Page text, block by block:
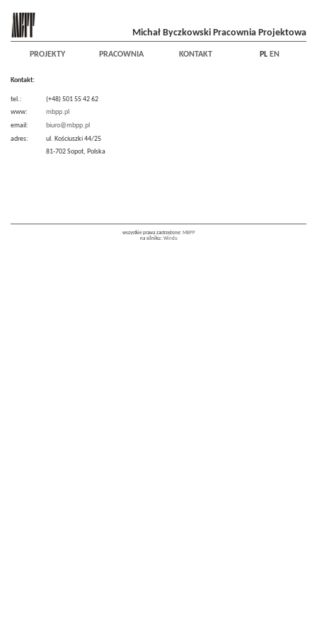
Michał Byczkowski Pracownia Projektowa
PROJEKTY PRACOWNIA KONTAKT PL EN
Kontakt:
tel.:
(+48) 501 55 42 62
www:
mbpp.pl
email:
biuro@mbpp.pl
adres:
ul. Kościuszki 44/25
81-702 Sopot, Polska
wszystkie prawa zastrzeżone: MBPP
na silniku: Windu